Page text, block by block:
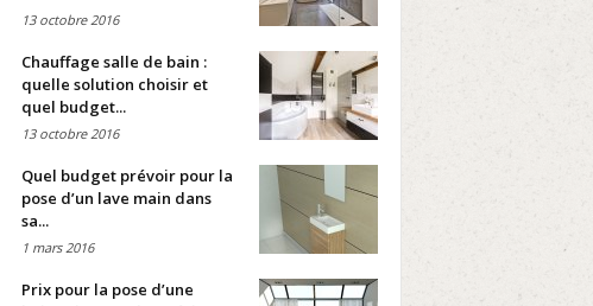
13 octobre 2016
Chauffage salle de bain :
quelle solution choisir et
quel budget...
13 octobre 2016
Quel budget prévoir pour la
pose d’un lave main dans
sa...
1 mars 2016
Prix pour la pose d’une